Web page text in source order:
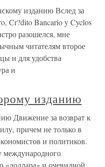
изданию Вслед за
Cr?dito Bancario y Cyclos
разошелся, мне
читателям второе
и для удобства
и
изданию
Движение за возврат к
причем не только в
и политиков.
международного
«доллара» и очевидной